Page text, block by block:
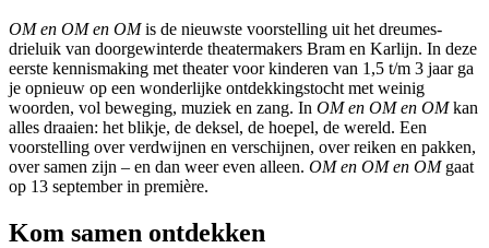
OM en OM en OMis de nieuwste voorstelling uit het dreumes-
drieluik van doorgewinterde theatermakers Bram en Karlijn. In deze
eerste kennismaking met theater voor kinderen van 1,5 t/m 3 jaar ga
je opnieuw op een wonderlijke ontdekkingstocht met weinig
woorden, vol beweging, muziek en zang. In OM en OM en OMkan
alles draaien: het blikje, de deksel, de hoepel, de wereld. Een
voorstelling over verdwijnen en verschijnen, over reiken en pakken,
over samen zijn – en dan weer even alleen. OM en OM en OMgaat
op 13 september in première.
Kom samen ontdekken